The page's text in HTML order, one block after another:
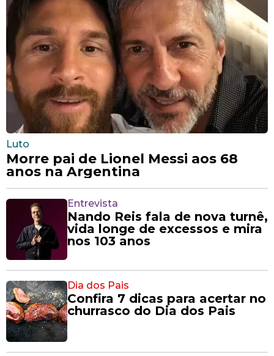
Luto
Morre pai de Lionel Messi aos 68
anos na Argentina
Entrevista
Nando Reis fala de nova turnê,
vida longe de excessos e mira
nos 103 anos
Dia dos Pais
Confira 7 dicas para acertar no
churrasco do Dia dos Pais